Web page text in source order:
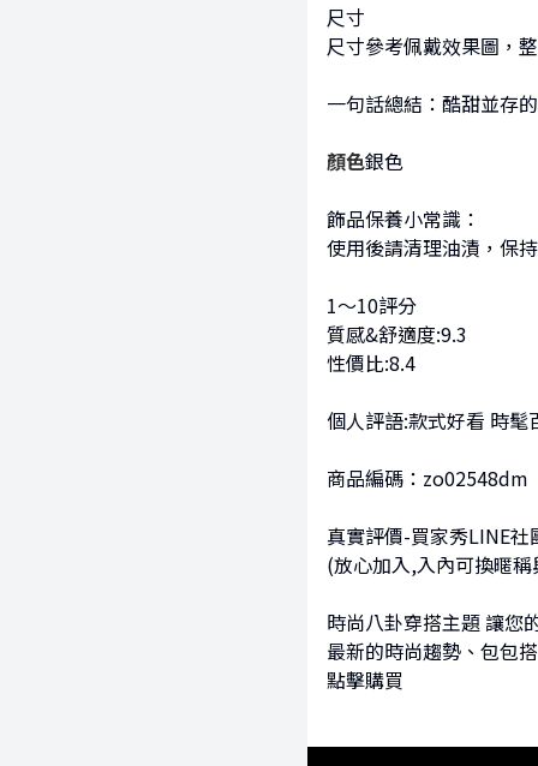
尺寸
尺寸參考佩戴效果圖，
一句話總結：酷甜並存
顏色銀色
飾品保養小常識：
使用後請清理油漬，保
1～10評分
質感&舒適度:9.3
性價比:8.4
個人評語:款式好看 時
商品編碼：zo02548dm
真實評價-買家秀LINE社
(放心加入,入內可換暱
時尚八卦穿搭主題 讓您
最新的時尚趨勢、包包
點擊購買